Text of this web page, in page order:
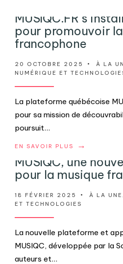
MUSIQC.FR
pour promouvoir
francophone
20 OCTOBRE 2025 • À LA
NUMÉRIQUE ET
La plateforme québécoise
pour sa mission de
poursuit...
EN SAVOIR PLUS →
MUSIQC, une
pour la musique
18 FÉVRIER 2025 • À LA UNE
ET TECHNOLOGIES
La nouvelle plateforme et
MUSIQC, développée par la
auteurs et...